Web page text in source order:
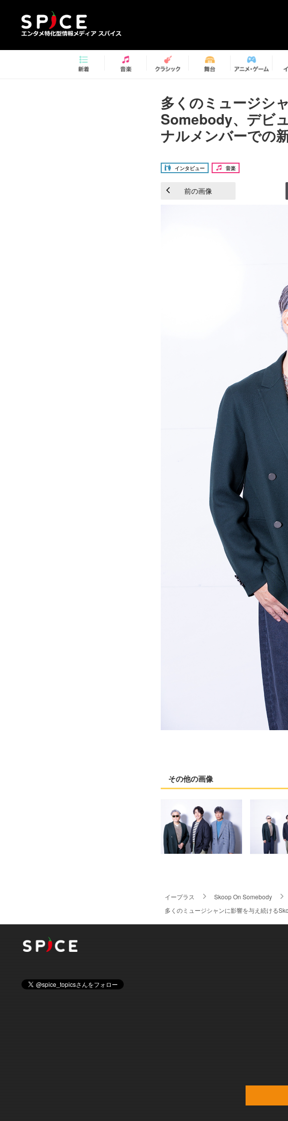
多くのミュージシ
Somebody、デビ
ナルメンバーでの
インタビュー 音楽
前の画像
その他の画像
イープラス
Skoop On Somebody
多くのミュージシャンに影響を与え続ける